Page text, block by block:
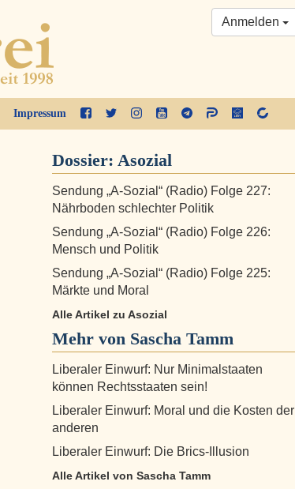
Impressum
Anmelden
Dossier: Asozial
Sendung „A-Sozial“ (Radio) Folge 227:
Nährboden schlechter Politik
Sendung „A-Sozial“ (Radio) Folge 226:
Mensch und Politik
Sendung „A-Sozial“ (Radio) Folge 225:
Märkte und Moral
Alle Artikel zu Asozial
Mehr von Sascha Tamm
Liberaler Einwurf: Nur Minimalstaaten
können Rechtsstaaten sein!
Liberaler Einwurf: Moral und die Kosten der
anderen
Liberaler Einwurf: Die Brics-Illusion
Alle Artikel von Sascha Tamm